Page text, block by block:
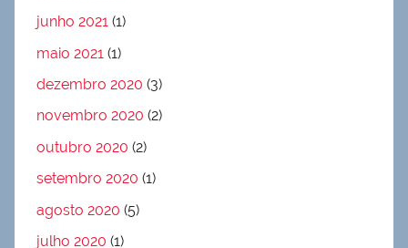
junho 2021 (1)
maio 2021 (1)
dezembro 2020 (3)
novembro 2020 (2)
outubro 2020 (2)
setembro 2020 (1)
agosto 2020 (5)
julho 2020 (1)